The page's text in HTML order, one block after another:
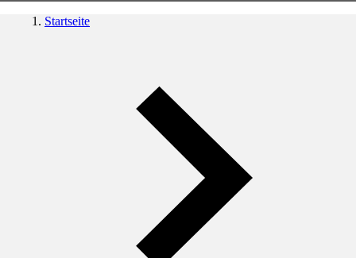
Startseite